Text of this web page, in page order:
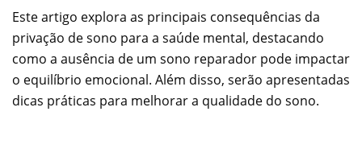
Este artigo explora as principais consequências da
privação de sono para a saúde mental, destacando
como a ausência de um sono reparador pode impactar
o equilíbrio emocional. Além disso, serão apresentadas
dicas práticas para melhorar a qualidade do sono.